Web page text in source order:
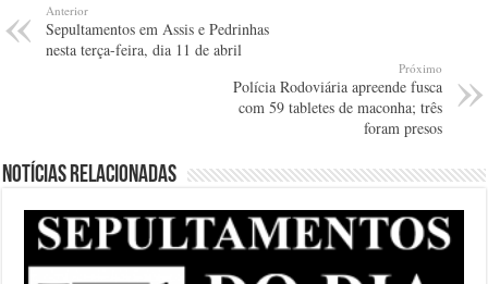
Anterior
Sepultamentos em Assis e Pedrinhas
nesta terça-feira, dia 11 de abril
Próximo
Polícia Rodoviária apreende fusca
com 59 tabletes de maconha; três
foram presos
Notícias relacionadas